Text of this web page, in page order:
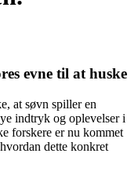
evne til at huske
at søvn spiller en
indtryk og oplevelser i
forskere er nu kommet
dette konkret